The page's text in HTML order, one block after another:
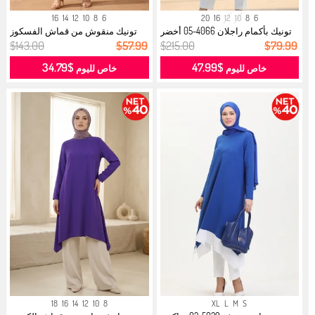
6
8
10
12
16
20
تونيك بأكمام راجلان 4066-05 أخضر
زم...
$215.00 $79.99
خاص لليوم $47.99
6
8
10
12
14
16
تونيك منقوش من قماش الفسكوز
1008-04...
$143.00 $57.99
خاص لليوم$34.79
S
M
L
XL
8
10
12
14
16
18